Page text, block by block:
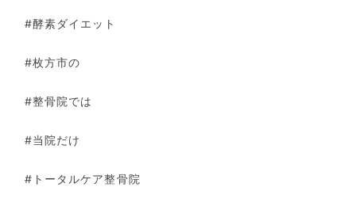
#酵素ダイエット
#枚方市の
#整骨院では
#当院だけ
#トータルケア整骨院